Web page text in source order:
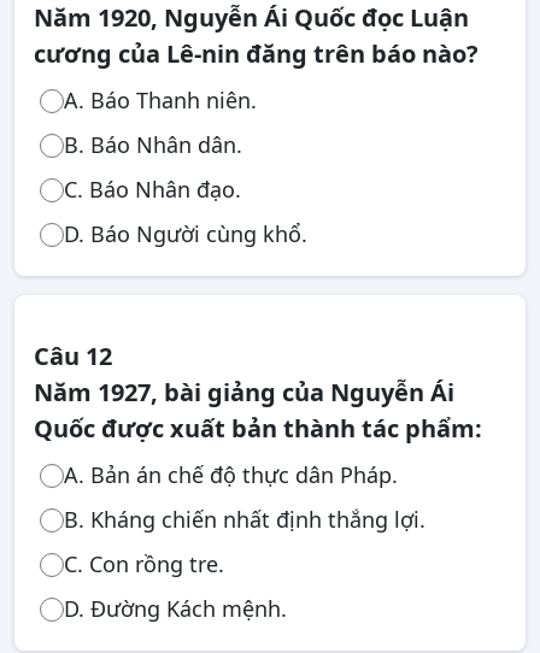
Năm 1920, Nguyễn Ái Quốc đọc Luận
cương của Lê-nin đăng trên báo nào?
A. Báo Thanh niên.
B. Báo Nhân dân.
C. Báo Nhân đạo.
D. Báo Người cùng khổ.
Câu 12
Năm 1927, bài giảng của Nguyễn Ái
Quốc được xuất bản thành tác phẩm:
A. Bản án chế độ thực dân Pháp.
B. Kháng chiến nhất định thắng lợi.
C. Con rồng tre.
D. Đường Kách mệnh.